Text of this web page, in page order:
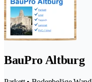
BauPro Altburg